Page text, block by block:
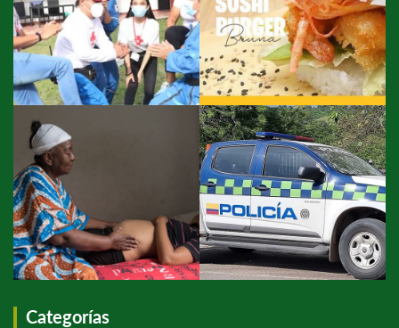
Categorías